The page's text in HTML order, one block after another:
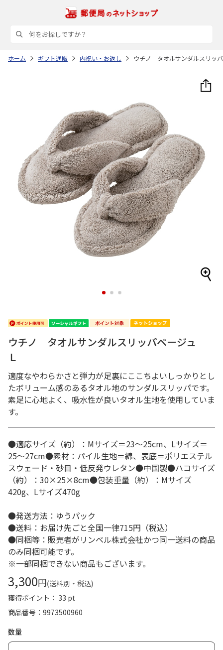
ホーム ギフト通販 内祝い・お返し ウチノ タオルサンダルスリッ
1 2 3
ウチノ タオルサンダルスリッパベージュ
Ｌ
適度なやわらかさと弾力が足裏にここちよいしっかりとし
たボリューム感のあるタオル地のサンダルスリッパです。
素足に心地よく、吸水性が良いタオル生地を使用していま
す。
●適応サイズ（約）：Mサイズ＝23～25cm、Lサイズ＝
25～27cm●素材：パイル生地＝綿、表底＝ポリエステル
スウェード・砂目・低反発ウレタン●中国製●ハコサイズ
（約）：30×25×8cm●包装重量（約）：Mサイズ
420g、Lサイズ470g
●発送方法：ゆうパック
●送料：お届け先ごと全国一律715円（税込）
●同梱等：販売者がリンベル株式会社かつ同一送料の商品
のみ同梱可能です。
※一部同梱できない商品もございます。
3,300円(送料別・税込)
獲得ポイント： 33 pt
商品番号
9973500960
数量